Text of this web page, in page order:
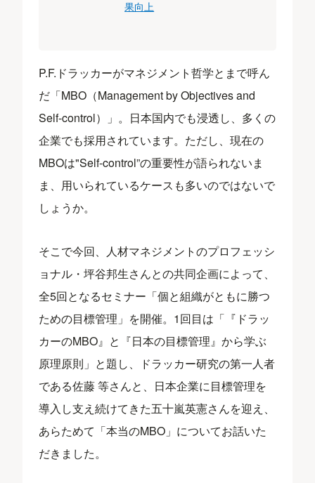
果向上
P.F.ドラッカーがマネジメント哲学とまで呼ん
だ「MBO（Management by Objectives and
Self-control）」。日本国内でも浸透し、多くの
企業でも採用されています。ただし、現在の
MBOは"Self-control”の重要性が語られないま
ま、用いられているケースも多いのではないで
しょうか。
そこで今回、人材マネジメントのプロフェッシ
ョナル・坪谷邦生さんとの共同企画によって、
全5回となるセミナー「個と組織がともに勝つ
ための目標管理」を開催。1回目は「『ドラッ
カーのMBO』と『日本の目標管理』から学ぶ
原理原則」と題し、ドラッカー研究の第一人者
である佐藤 等さんと、日本企業に目標管理を
導入し支え続けてきた五十嵐英憲さんを迎え、
あらためて「本当のMBO」についてお話いた
だきました。